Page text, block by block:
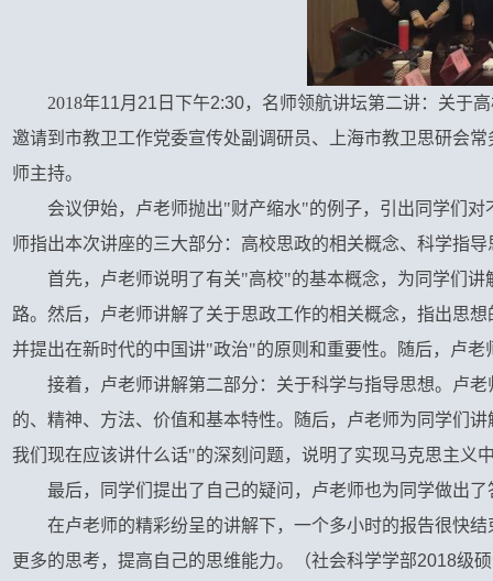
2018年11月 21 日下午2:30，名师领航讲坛第二讲：关于
邀请到市教卫工作党委宣传处副调研员、上海市教卫思研会
师主持。
会议伊始，卢老师抛出"财产缩水"的例子，引出同学们
师指出本次讲座的三大部分：高校思政的相关概念、科学指
首先，卢老师说明了有关"高校"的基本概念，为同学们
路。然后，卢老师讲解了关于思政工作的相关概念，指出思
并提出在新时代的中国讲"政治"的原则和重要性。随后，卢
接着，卢老师讲解第二部分：关于科学与指导思想。卢
的、精神、方法、价值和基本特性。随后，卢老师为同学们
我们现在应该讲什么话"的深刻问题，说明了实现马克思主义
最后，同学们提出了自己的疑问，卢老师也为同学做出
在卢老师的精彩纷呈的讲解下，一个多小时的报告很快
更多的思考，提高自己的思维能力。（社会科学学部2018级